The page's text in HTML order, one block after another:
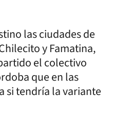
las ciudades de
y Famatina,
el colectivo
que en las
si tendría la variante